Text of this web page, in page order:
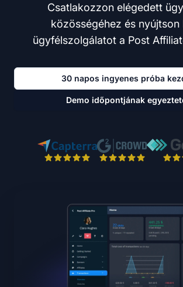
Csatlakozzon elégedett
közösségéhez és nyújtson
ügyfélszolgálatot a Post
30 napos ingyenes próba
Demo időpontjának